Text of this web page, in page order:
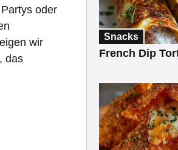
oder
wir
das
Snacks
French Dip